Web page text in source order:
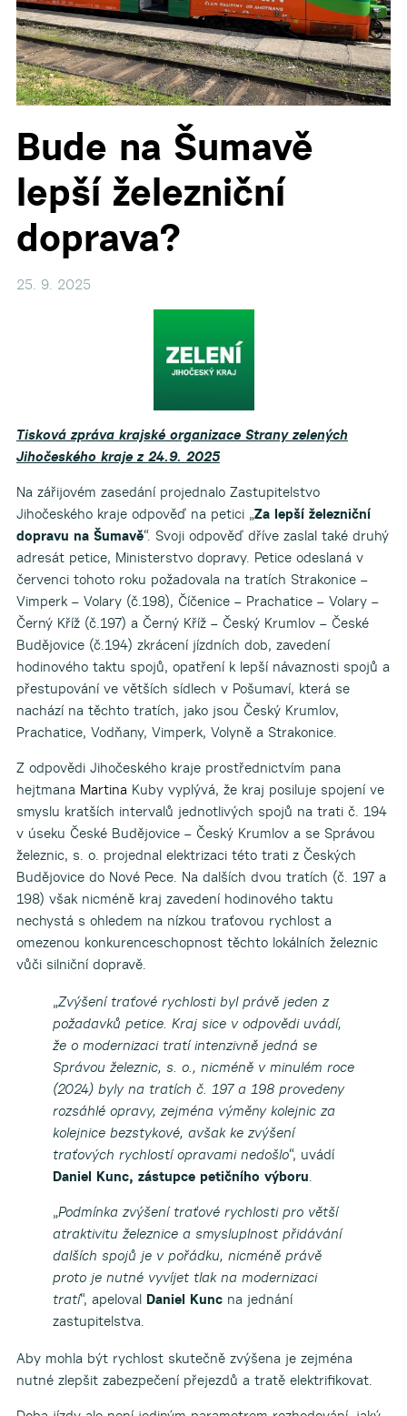
Bude na Šumavě
lepší železniční
doprava?
25. 9. 2025
Tisková zpráva krajské organizace Strany zelených
Jihočeského kraje z 24.9. 2025
Na zářijovém zasedání projednalo Zastupitelstvo
Jihočeského kraje odpověď na petici „Za lepší železniční
dopravu na Šumavě“. Svoji odpověď dříve zaslal také druhý
adresát petice, Ministerstvo dopravy. Petice odeslaná v
červenci tohoto roku požadovala na tratích Strakonice –
Vimperk – Volary (č.198), Číčenice – Prachatice – Volary –
Černý Kříž (č.197) a Černý Kříž – Český Krumlov – České
Budějovice (č.194) zkrácení jízdních dob, zavedení
hodinového taktu spojů, opatření k lepší návaznosti spojů a
přestupování ve větších sídlech v Pošumaví, která se
nachází na těchto tratích, jako jsou Český Krumlov,
Prachatice, Vodňany, Vimperk, Volyně a Strakonice.
Z odpovědi Jihočeského kraje prostřednictvím pana
hejtmana MartinaKuby vyplývá, že kraj posiluje spojení ve
smyslu kratších intervalů jednotlivých spojů na trati č. 194
v úseku České Budějovice – Český Krumlov a se Správou
železnic, s. o. projednal elektrizaci této trati z Českých
Budějovice do Nové Pece. Na dalších dvou tratích (č. 197 a
198) však nicméně kraj zavedení hodinového taktu
nechystá s ohledem na nízkou traťovou rychlost a
omezenou konkurenceschopnost těchto lokálních železnic
vůči silniční dopravě.
„Zvýšení traťové rychlosti byl právě jeden z
požadavků petice. Kraj sice v odpovědi uvádí,
že o modernizaci tratí intenzivně jedná se
Správou železnic, s. o., nicméně v minulém roce
(2024) byly na tratích č. 197 a 198 provedeny
rozsáhlé opravy, zejména výměny kolejnic za
kolejnice bezstykové, avšak ke zvýšení
traťových rychlostí opravami nedošlo“, uvádí
Daniel Kunc, zástupce petičního výboru.
„Podmínka zvýšení traťové rychlosti pro větší
atraktivitu železnice a smysluplnost přidávání
dalších spojů je v pořádku, nicméně právě
proto je nutné vyvíjet tlak na modernizaci
tratí“, apeloval Daniel Kuncna jednání
zastupitelstva.
Aby mohla být rychlost skutečně zvýšena je zejména
nutné zlepšit zabezpečení přejezdů a tratě elektrifikovat.